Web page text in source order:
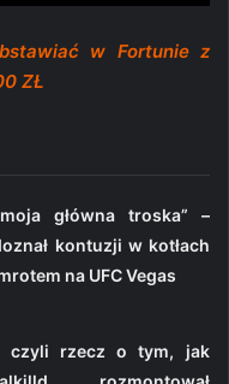
w Fortunie z
ZŁ
główna troska” –
kontuzji w kotłach
na UFC Vegas
czyli rzecz o tym, jak